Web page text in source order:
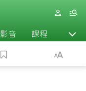
影音 課程 退休